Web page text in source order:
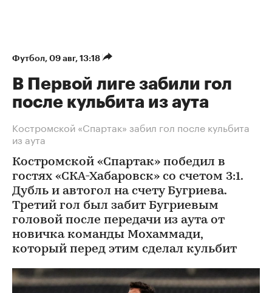
Футбол 09 авг, 13:18
В Первой лиге забили гол
после кульбита из аута
Костромской «Спартак» забил гол после кульбита
из аута
Костромской «Спартак» победил в
гостях «СКА-Хабаровск» со счетом 3:1.
Дубль и автогол на счету Бугриева.
Третий гол был забит Бугриевым
головой после передачи из аута от
новичка команды Мохаммади,
который перед этим сделал кульбит